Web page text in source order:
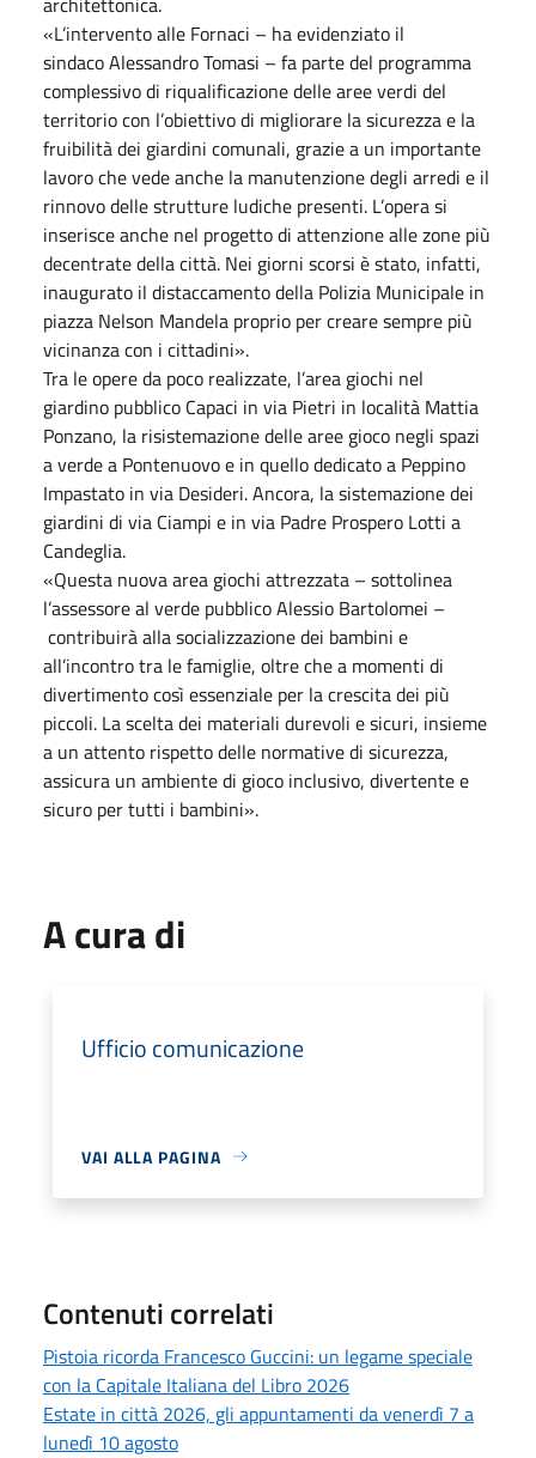
«L’intervento alle Fornaci – ha evidenziato il
sindaco Alessandro Tomasi – fa parte del programma
complessivo di riqualificazione delle aree verdi del
territorio con l’obiettivo di migliorare la sicurezza e la
fruibilità dei giardini comunali, grazie a un importante
lavoro che vede anche la manutenzione degli arredi e il
rinnovo delle strutture ludiche presenti. L’opera si
inserisce anche nel progetto di attenzione alle zone più
decentrate della città. Nei giorni scorsi è stato, infatti,
inaugurato il distaccamento della Polizia Municipale in
piazza Nelson Mandela proprio per creare sempre più
vicinanza con i cittadini».
Tra le opere da poco realizzate, l’area giochi nel
giardino pubblico Capaci in via Pietri in località Mattia
Ponzano, la risistemazione delle aree gioco negli spazi
a verde a Pontenuovo e in quello dedicato a Peppino
Impastato in via Desideri. Ancora, la sistemazione dei
giardini di via Ciampi e in via Padre Prospero Lotti a
Candeglia.
«Questa nuova area giochi attrezzata – sottolinea
l’assessore al verde pubblico Alessio Bartolomei –
contribuirà alla socializzazione dei bambini e
all’incontro tra le famiglie, oltre che a momenti di
divertimento così essenziale per la crescita dei più
piccoli. La scelta dei materiali durevoli e sicuri, insieme
a un attento rispetto delle normative di sicurezza,
assicura un ambiente di gioco inclusivo, divertente e
sicuro per tutti i bambini».
A cura di
Ufficio comunicazione
VAI ALLA PAGINA
Contenuti correlati
Pistoia ricorda Francesco Guccini: un legame speciale
con la Capitale Italiana del Libro 2026
Estate in città 2026, gli appuntamenti da venerdì 7 a
lunedì 10 agosto